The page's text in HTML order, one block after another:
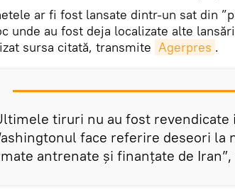
ar fi fost lansate dintr-un sat din
unde au fost deja localizate alte
sursa citată, transmite Agerpres .
tiruri nu au fost revendicate
face referire deseori la
antrenate şi finanţate de